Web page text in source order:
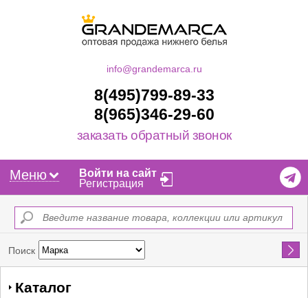
info@grandemarca.ru
8(495)799-89-33
8(965)346-29-60
заказать обратный звонок
Меню
Войти на сайт
Регистрация
Поиск Найти
Каталог